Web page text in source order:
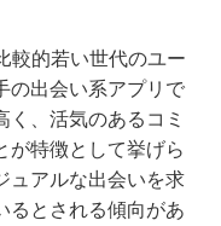
較的若い世代のユー
の出会い系アプリで
、活気のあるコミ
が特徴として挙げら
ュアルな出会いを求
るとされる傾向があ